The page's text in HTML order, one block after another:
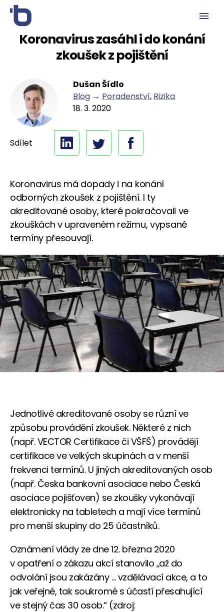
Koronavirus zasáhl i do konání
zkoušek z pojištění
Dušan Šídlo
Blog → Poradenství, Rizika
18. 3. 2020
Sdílet
Koronavirus má dopady i na konání
odborných zkoušek z pojištění. I ty
akreditované osoby, které pokračovali ve
zkouškách v upraveném režimu, vypsané
termíny přesouvají.
Jednotlivé akreditované osoby se různí ve
způsobu provádění zkoušek. Některé z nich
(např. VECTOR Certifikace či VŠFŠ) provádějí
certifikace ve velkých skupinách a v menší
frekvenci termínů. U jiných akreditovaných osob
(např. Česka bankovní asociace nebo Česká
asociace pojišťoven) se zkoušky vykonávají
elektronicky na tabletech a mají více termínů
pro menší skupiny do 25 účastníků.
Oznámení vlády ze dne 12. března 2020
v opatření o zákazu akcí stanovilo „až do
odvolání jsou zakázány … vzdělávací akce, a to
jak veřejné, tak soukromé s účastí přesahující
ve stejný čas 30 osob.“ (zdroj: